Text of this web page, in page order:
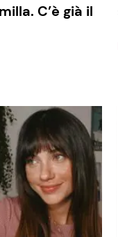
Salute
C’è già il